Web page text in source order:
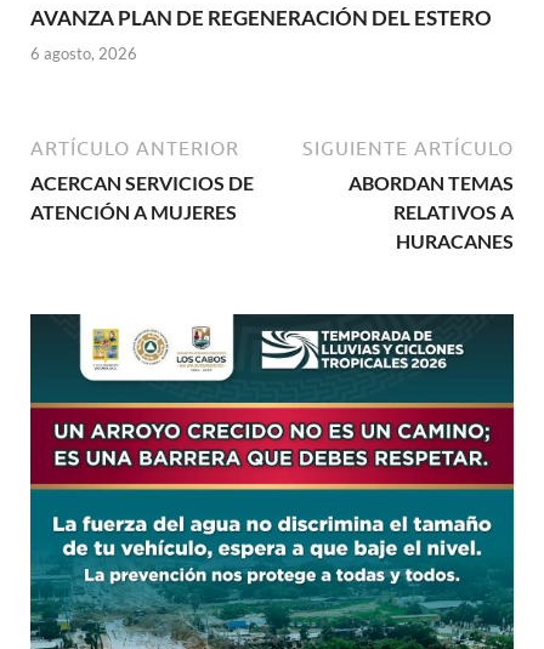
AVANZA PLAN DE REGENERACIÓN DEL ESTERO
6 agosto, 2026
ARTÍCULO ANTERIOR
ACERCAN SERVICIOS DE
ATENCIÓN A MUJERES
SIGUIENTE ARTÍCULO
ABORDAN TEMAS
RELATIVOS A
HURACANES